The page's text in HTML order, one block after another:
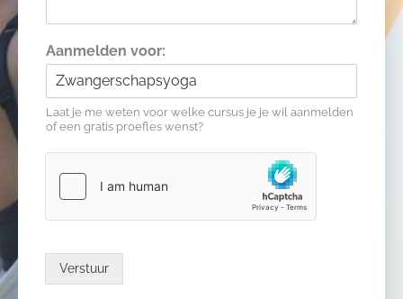
Aanmelden voor:
Laat je me weten voor welke cursus je je wil aanmelden
of een gratis proefles wenst?
Verstuur